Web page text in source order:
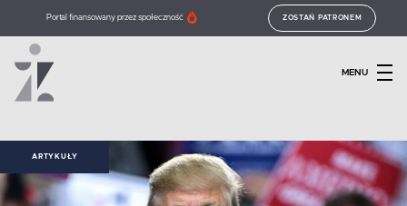
Portal finansowany przez społeczność ZOSTAŃ PATRONEM
MENU
ARTYKUŁY